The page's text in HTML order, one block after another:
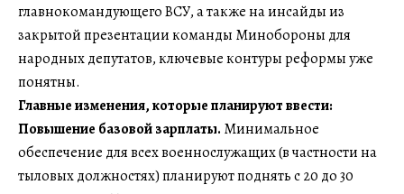
главнокомандующего ВСУ, а также на инсайды из
закрытой презентации команды Минобороны для
народных депутатов, ключевые контуры реформы уже
понятны.
Главные изменения, которые планируют ввести:
Повышение базовой зарплаты. Минимальное
обеспечение для всех военнослужащих (в частности на
тыловых должностях) планируют поднять с 20 до 30